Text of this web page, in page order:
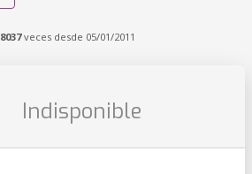
8037veces desde 05/01/2011
Indisponible